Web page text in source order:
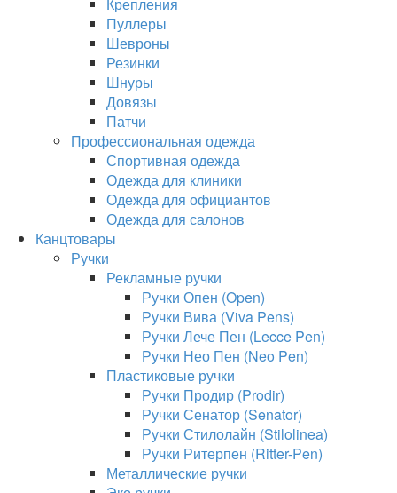
Пуллеры
Шевроны
Резинки
Шнуры
Довязы
Патчи
Профессиональная одежда
Спортивная одежда
Одежда для клиники
Одежда для официантов
Одежда для салонов
Канцтовары
Ручки
Рекламные ручки
Ручки Опен (Open)
Ручки Вива (Viva Pens)
Ручки Лече Пен (Lecce Pen)
Ручки Нео Пен (Neo Pen)
Пластиковые ручки
Ручки Продир (Prodir)
Ручки Сенатор (Senator)
Ручки Стилолайн (Stilolinea)
Ручки Ритерпен (Ritter-Pen)
Металлические ручки